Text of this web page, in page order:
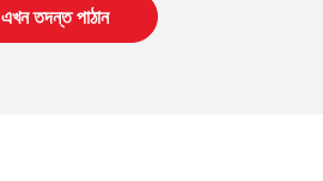
এখন তদন্ত পাঠান